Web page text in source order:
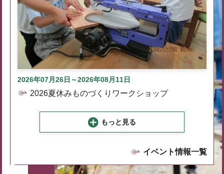
2026年07月26日～2026年08月11日
2026夏休みものづくりワークショップ
もっと見る
イベント情報一覧